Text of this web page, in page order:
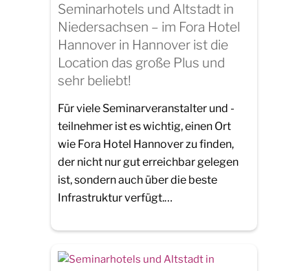
Seminarhotels und Altstadt in
Niedersachsen – im Fora Hotel
Hannover in Hannover ist die
Location das große Plus und
sehr beliebt!
Für viele Seminarveranstalter und -
teilnehmer ist es wichtig, einen Ort
wie Fora Hotel Hannover zu finden,
der nicht nur gut erreichbar gelegen
ist, sondern auch über die beste
Infrastruktur verfügt.…